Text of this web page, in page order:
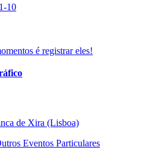
10
é registrar eles!
de Xira (Lisboa)
Eventos Particulares